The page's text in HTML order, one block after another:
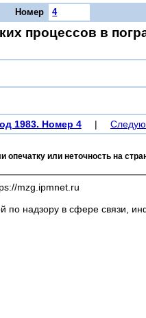
Номер 4
процессов в
1983. Номер 4 |
опечатку или неточность на
mzg.ipmnet.ru
по надзору в сфере связи,